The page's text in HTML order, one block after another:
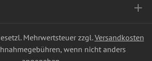
Mehrwertsteuer zzgl.Versandkosten
wenn nicht anders